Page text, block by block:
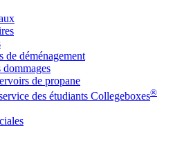
de déménagement
de propane
des étudiants Collegeboxes®